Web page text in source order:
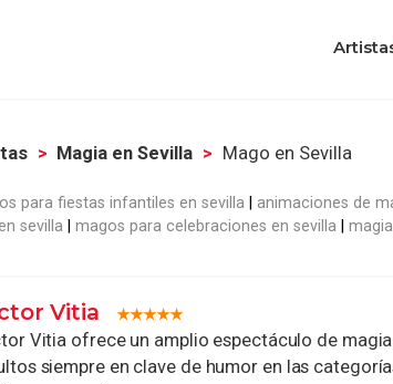
Magia en Sevilla Mago en Sevilla
para fiestas infantiles en sevilla animaciones de
sevilla magos para celebraciones en sevilla
Vitia
Vitia ofrece un amplio espectáculo de
siempre en clave de humor en las